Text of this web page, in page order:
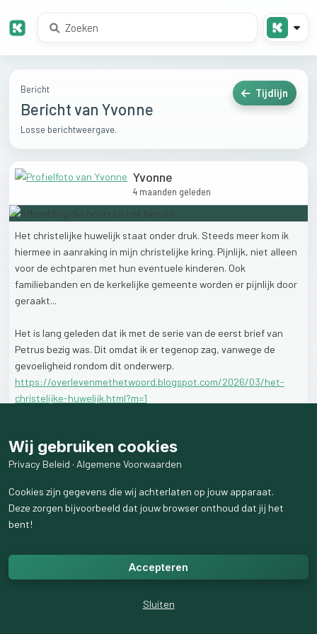
Bericht
Bericht van Yvonne
Losse berichtweergave.
Tijdlijn
Yvonne
4 maanden geleden
Het christelijke huwelijk staat onder druk. Steeds meer kom ik
hiermee in aanraking in mijn christelijke kring. Pijnlijk, niet alleen
voor de echtparen met hun eventuele kinderen. Ook
familiebanden en de kerkelijke gemeente worden er pijnlijk door
geraakt...
Het is lang geleden dat ik met de serie van de eerst briefvan
Petrus bezig was. Dit omdat ik er tegenop zag, vanwege de
gevoeligheid rondom dit onderwerp.
https://overlevenmethetwoord.blogspot.com/2026/03/het-
christelijke-huwelijk.html?m=1
Wij gebruiken cookies
Privacy Beleid · Algemene Voorwaarden
Cookies zijn gegevens die wij achterlaten op jouw apparaat.
Deze zorgen bijvoorbeeld dat jouw browser onthoud dat jij het
bent!
Accepteren
Sluiten